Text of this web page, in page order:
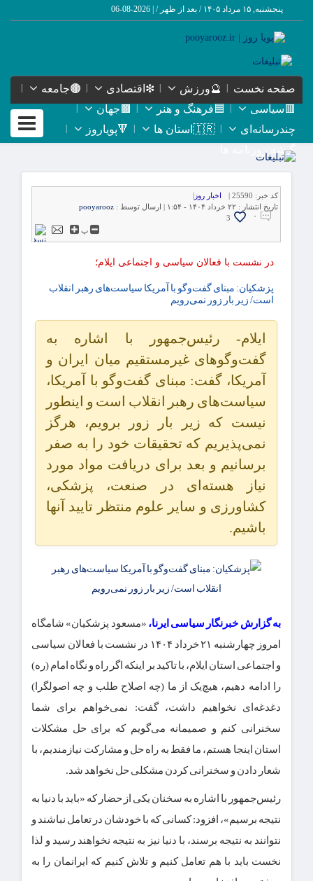
پنجشنبه, ۱۵ مرداد ۱۴۰۵ / بعد از ظهر / |
2026-08-06
صفحه نخست 🔮ورزش ❇اقتصادی
🟤جامعه
🟥سیاسی
🟦فرهنگ و هنر
🟫جهان
چندرسانه‌ای
🇮🇷استان ها
🔻پویاروز
گیشه روزنامه ها
Toggle
کد خبر: 25590 | اخبار روز |
تاریخ انتشار : ۲۲ خرداد ۱۴۰۴ - ۱:۵۴ | ارسال توسط : pooyarooz
۰
3
پ
در نشست با فعالان سیاسی و اجتماعی ایلام؛
پزشکیان: مبنای گفت‌وگو با آمریکا سیاست‌های رهبر انقلاب
است/ زیر بار زور نمی‌رویم
ایلام- رئیس‌جمهور با اشاره به
گفت‌وگوهای غیرمستقیم میان ایران و
آمریکا، گفت: مبنای گفت‌وگو با آمریکا،
سیاست‌های رهبر انقلاب است و اینطور
نیست که زیر بار زور برویم، هرگز
نمی‌پذیریم که تحقیقات خود را به صفر
برسانیم و بعد برای دریافت مواد مورد
نیاز هسته‌ای در صنعت، پزشکی،
کشاورزی و سایر علوم منتظر تایید آنها
باشیم.
به گزارش خبرنگار سیاسی ایرنا، «مسعود پزشکیان» شامگاه
امروز چهارشنبه ۲۱ خرداد ۱۴۰۴ در نشست با فعالان سیاسی
و اجتماعی استان ایلام، با تاکید بر اینکه اگر راه و نگاه امام (ره)
را ادامه دهیم، هیچ‌یک از ما (چه اصلاح طلب و چه اصولگرا)
دغدغه‌ای نخواهیم داشت، گفت: نمی‌خواهم برای شما
سخنرانی کنم و صمیمانه می‌گویم که برای حل مشکلات
استان اینجا هستم، ما فقط به راه حل و مشارکت نیازمندیم، با
شعار دادن و سخنرانی کردن مشکلی حل نخواهد شد.
رئیس‌جمهور با اشاره به سخنان یکی از حضار که «باید با دنیا به
نتیجه برسیم»، افزود: کسانی که با خودشان در تعامل نباشند و
نتوانند به نتیجه برسند، با دنیا نیز به نتیجه نخواهند رسید و لذا
نخست باید با هم تعامل کنیم و تلاش کنیم که ایرانمان را به